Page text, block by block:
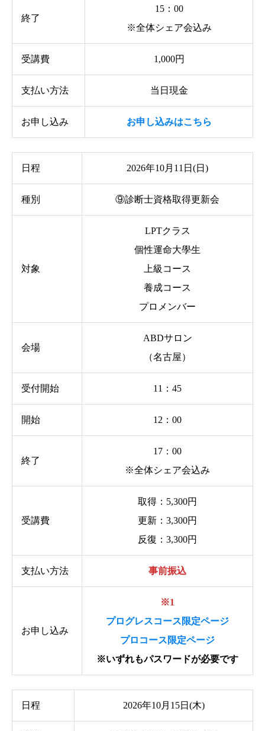
終了
15：00
※全体シェア会込み
受講費 1,000円
支払い方法 当日現金
お申し込み お申し込みはこちら
日程 2026年10月11日(日)
種別 ⑨診断士資格取得更新会
対象
LPTクラス
個性運命大學生
上級コース
養成コース
プロメンバー
会場
ABDサロン
（名古屋）
受付開始 11：45
開始 12：00
終了
17：00
※全体シェア会込み
受講費
取得：5,300円
更新：3,300円
反復：3,300円
支払い方法 事前振込
お申し込み
※1
プログレスコース限定ページ
プロコース限定ページ
※いずれもパスワードが必要です
日程 2026年10月15日(木)